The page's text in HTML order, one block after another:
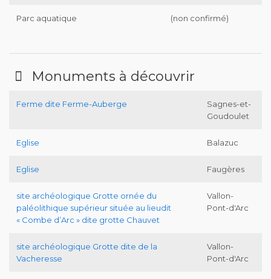
Parc aquatique (non confirmé)
Monuments à découvrir
Ferme dite Ferme-Auberge
Sagnes-et-
Goudoulet
Eglise Balazuc
Eglise Faugères
site archéologique Grotte ornée du
paléolithique supérieur située au lieudit
« Combe d’Arc » dite grotte Chauvet
Vallon-
Pont-d'Arc
site archéologique Grotte dite de la
Vacheresse
Vallon-
Pont-d'Arc